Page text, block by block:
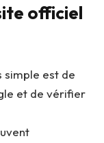
officiel
simple est de
et de vérifier